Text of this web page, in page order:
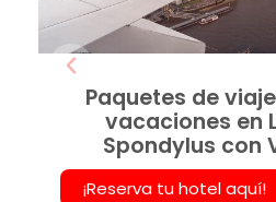
Paquetes de
vacaciones en
Spondylus con
¡Reserva tu hotel aquí!